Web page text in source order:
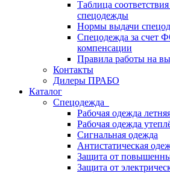
Таблица
спецодежды
Нормы выдачи
Спецодежда за счет
компенсации
Правила работы на
Контакты
Дилеры ПРАБО
Каталог
Спецодежда
Рабочая одежда
Рабочая одежда
Сигнальная одежда
Антистатическая
Защита от
Защита от